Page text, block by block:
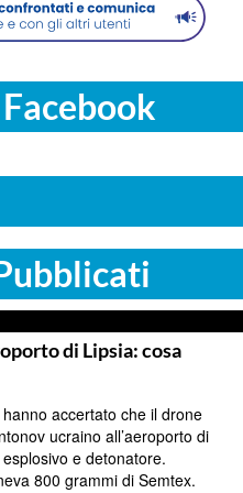
di Lipsia: cosa
accertato che il drone
ucraino all’aeroporto di
e detonatore.
800 grammi di Semtex.